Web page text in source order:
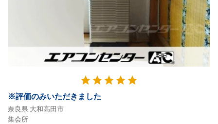
星5
starstarstarstarstar
※評価のみいただきました
奈良県 大和高田市
集会所